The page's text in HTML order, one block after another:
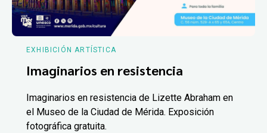
EXHIBICIÓN ARTÍSTICA
Imaginarios en resistencia
Imaginarios en resistencia de Lizette Abraham en
el Museo de la Ciudad de Mérida. Exposición
fotográfica gratuita.